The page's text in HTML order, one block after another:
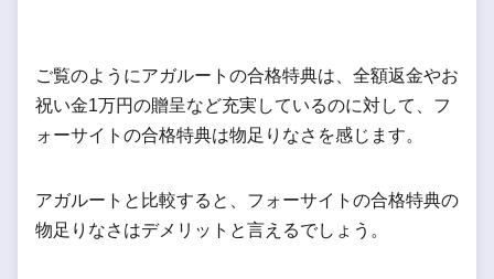
ご覧のようにアガルートの合格特典は、全額返金やお
祝い金1万円の贈呈など充実しているのに対して、フ
ォーサイトの合格特典は物足りなさを感じます。
アガルートと比較すると、フォーサイトの合格特典の
物足りなさはデメリットと言えるでしょう。